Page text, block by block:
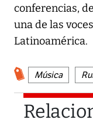
conferencias,
una de las
Latinoamérica.
Música